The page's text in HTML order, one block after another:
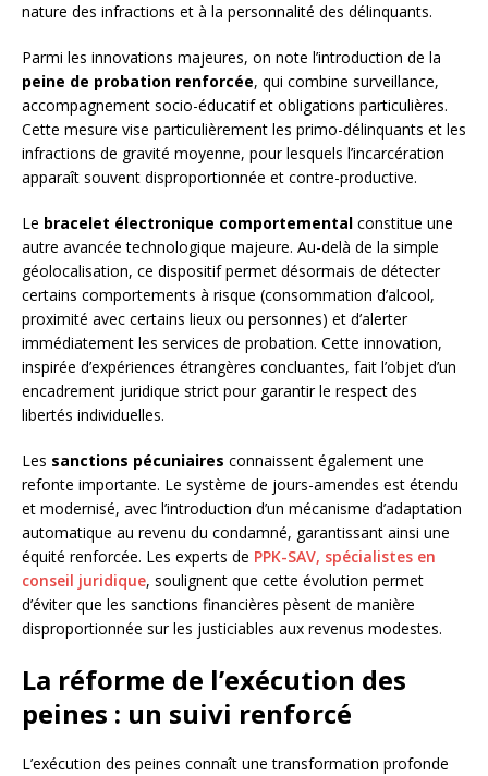
nature des infractions et à la personnalité des délinquants.
Parmi les innovations majeures, on note l’introduction de la
peine de probation renforcée, qui combine surveillance,
accompagnement socio-éducatif et obligations particulières.
Cette mesure vise particulièrement les primo-délinquants et les
infractions de gravité moyenne, pour lesquels l’incarcération
apparaît souvent disproportionnée et contre-productive.
Le bracelet électronique comportemental constitue une
autre avancée technologique majeure. Au-delà de la simple
géolocalisation, ce dispositif permet désormais de détecter
certains comportements à risque (consommation d’alcool,
proximité avec certains lieux ou personnes) et d’alerter
immédiatement les services de probation. Cette innovation,
inspirée d’expériences étrangères concluantes, fait l’objet d’un
encadrement juridique strict pour garantir le respect des
libertés individuelles.
Les sanctions pécuniaires connaissent également une
refonte importante. Le système de jours-amendes est étendu
et modernisé, avec l’introduction d’un mécanisme d’adaptation
automatique au revenu du condamné, garantissant ainsi une
équité renforcée. Les experts de PPK-SAV, spécialistes en
conseil juridique, soulignent que cette évolution permet
d’éviter que les sanctions financières pèsent de manière
disproportionnée sur les justiciables aux revenus modestes.
La réforme de l’exécution des
peines : un suivi renforcé
L’exécution des peines connaît une transformation profonde